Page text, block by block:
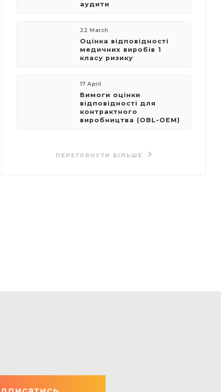
аудити
22 March
Оцінка відповідності
медичних виробів 1
класу ризику
17 April
Вимоги оцінки
відповідності для
контрактного
виробництва (OBL-OEM)
ПЕРЕГЛЯНУТИ БІЛЬШЕ